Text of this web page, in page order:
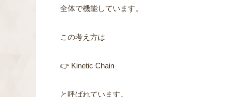
全体で機能しています。
この考え方は
👉 Kinetic Chain
と呼ばれています。